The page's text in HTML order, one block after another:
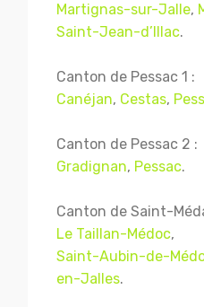
Martignas-sur-Jalle,
Saint-Jean-d’Illac.
Canton de Pessac 1 :
Canéjan, Cestas,
Canton de Pessac 2 :
Gradignan, Pessac.
Canton de Saint-
Le Taillan-Médoc,
Saint-Aubin-de-
en-Jalles.